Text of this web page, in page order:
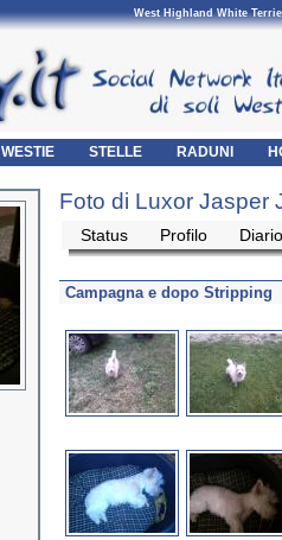
West Highland White
WESTIE STELLE RADUNI
Foto di Luxor Jasper
Status Profilo Diario
Campagna e dopo Stripping